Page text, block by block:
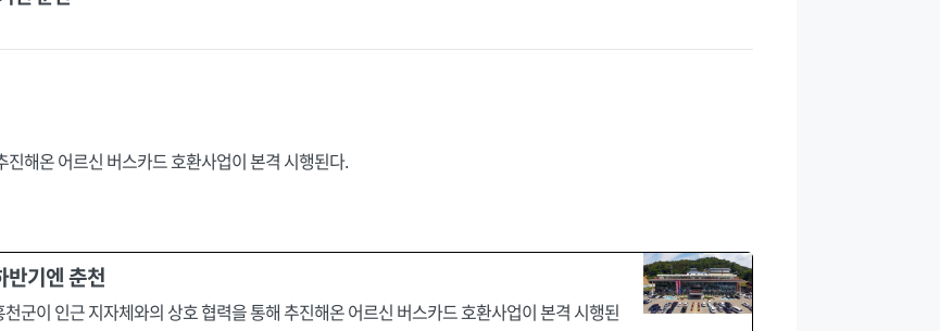
해온 어르신 버스카드 호환사업이 본격 시행된다.
반기엔 춘천
군이 인근 지자체와의 상호 협력을 통해 추진해온 어르신 버스카드 호환사업이 본격 시행된